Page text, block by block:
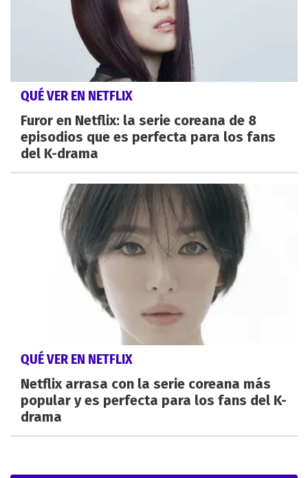
QUÉ VER EN NETFLIX
Furor en Netflix: la serie coreana de 8
episodios que es perfecta para los fans
del K-drama
QUÉ VER EN NETFLIX
Netflix arrasa con la serie coreana más
popular y es perfecta para los fans del K-
drama